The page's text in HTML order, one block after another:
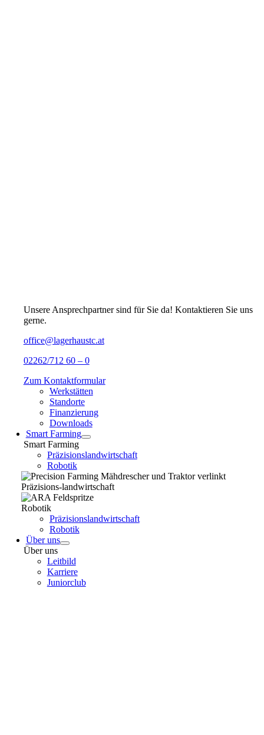
Unsere Ansprechpartner sind für Sie da! Kontaktieren Sie uns
gerne.
office@lagerhaustc.at
02262/712 60 – 0
Zum Kontaktformular
Werkstätten
Standorte
Finanzierung
Downloads
Smart Farming
Smart Farming
Präzisionslandwirtschaft
Robotik
Präzisions-landwirtschaft
Robotik
Präzisionslandwirtschaft
Robotik
Über uns
Über uns
Leitbild
Karriere
Juniorclub